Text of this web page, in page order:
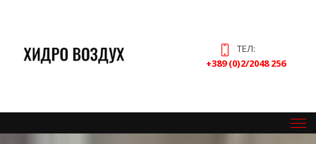
ТЕЛ:
+389 (0)2/2048 256